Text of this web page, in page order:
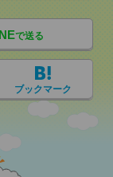
で送る
ブックマーク